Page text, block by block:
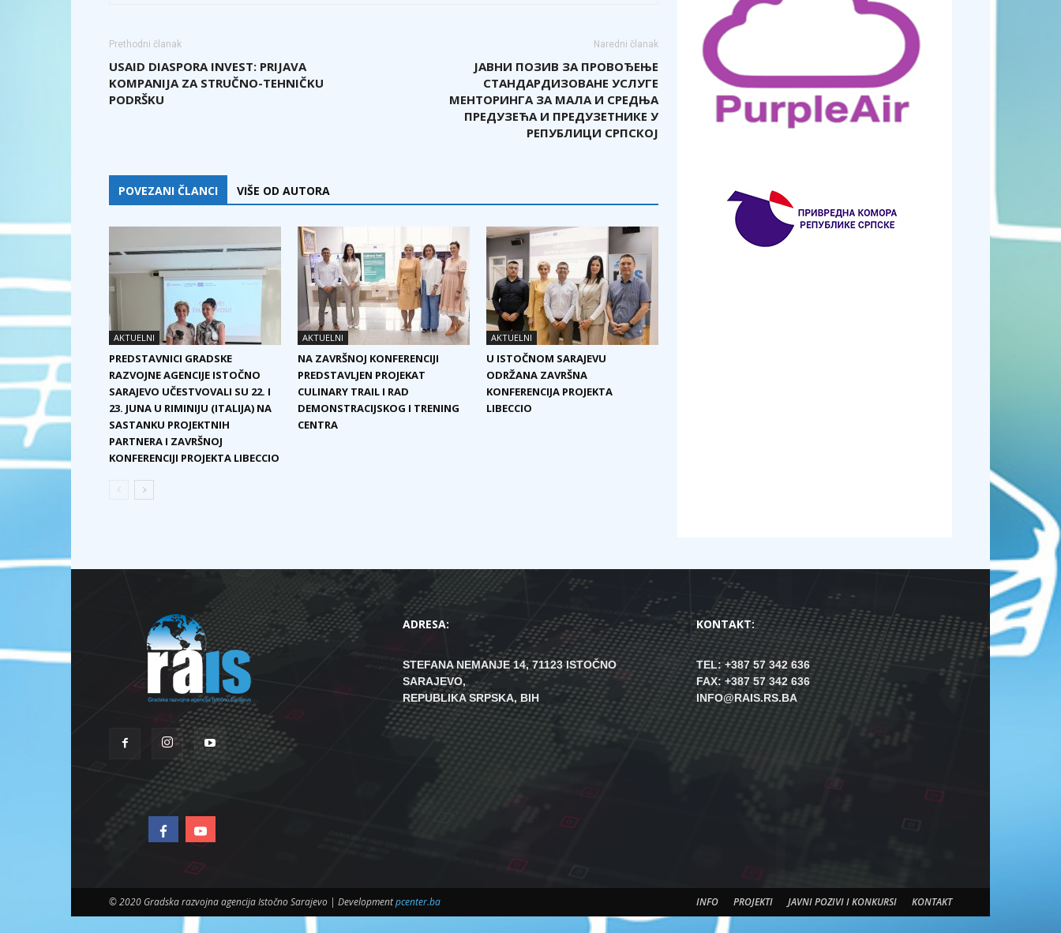
Prethodni članak
USAID DIASPORA INVEST: PRIJAVA
KOMPANIJA ZA STRUČNO-TEHNIČKU
PODRŠKU
Naredni članak
ЈАВНИ ПОЗИВ ЗА ПРОВОЂЕЊЕ
СТАНДАРДИЗОВАНЕ УСЛУГЕ
МЕНТОРИНГА ЗА МАЛА И СРЕДЊА
ПРЕДУЗЕЋА И ПРЕДУЗЕТНИКЕ У
РЕПУБЛИЦИ СРПСКОЈ
POVEZANI ČLANCI VIŠE OD AUTORA
AKTUELNI
PREDSTAVNICI GRADSKE
RAZVOJNE AGENCIJE ISTOČNO
SARAJEVO UČESTVOVALI SU 22. I
23. JUNA U RIMINIJU (ITALIJA) NA
SASTANKU PROJEKTNIH
PARTNERA I ZAVRŠNOJ
KONFERENCIJI PROJEKTA LIBECCIO
AKTUELNI
NA ZAVRŠNOJ KONFERENCIJI
PREDSTAVLJEN PROJEKAT
CULINARY TRAIL I RAD
DEMONSTRACIJSKOG I TRENING
CENTRA
AKTUELNI
U ISTOČNOM SARAJEVU
ODRŽANA ZAVRŠNA
KONFERENCIJA PROJEKTA
LIBECCIO
ADRESA:
STEFANA NEMANJE 14, 71123 ISTOČNO
SARAJEVO,
REPUBLIKA SRPSKA, BIH
KONTAKT:
TEL: +387 57 342 636
FAX: +387 57 342 636
INFO@RAIS.RS.BA
INFO PROJEKTI JAVNI POZIVI I KONKURSI KONTAKT
© 2020 Gradska razvojna agencija Istočno Sarajevo | Developmentpcenter.ba